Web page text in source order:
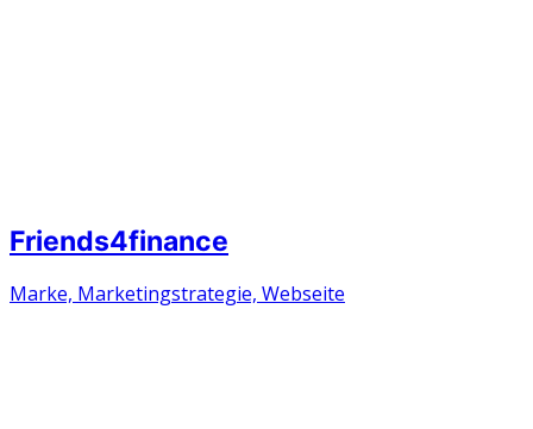
Friends4finance
Marke, Marketingstrategie, Webseite